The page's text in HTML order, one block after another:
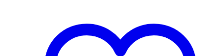
flere
varianter.
Mulighederne